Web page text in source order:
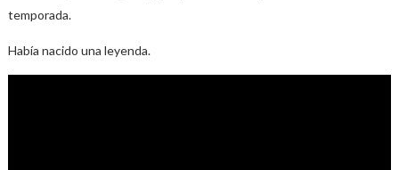
temporada.
Había nacido una leyenda.